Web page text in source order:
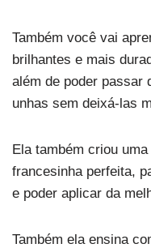
Também você vai
brilhantes e mais
além de poder passar
unhas sem deixá-las
Ela também criou
francesinha perfeita,
e poder aplicar da
Também ela ensina